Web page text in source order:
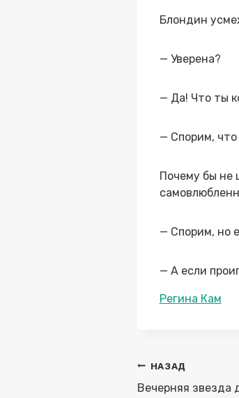
Блондин
— Уверена?
— Да! Что ты
— Спорим,
Почему бы не
— Спорим, но
— А если
Метки
Регина Кам
Навигация
по
НАЗАД
Вечерняя звезда